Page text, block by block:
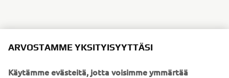
ARVOSTAMME YKSITYISYYTTÄSI
Käytämme evästeitä, jotta voisimme ymmärtää